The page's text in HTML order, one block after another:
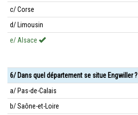
c/ Corse
d/ Limousin
e/ Alsace
6/ Dans quel département se situe Engwiller ?
a/ Pas-de-Calais
b/ Saône-et-Loire